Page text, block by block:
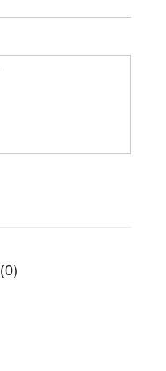
(0)